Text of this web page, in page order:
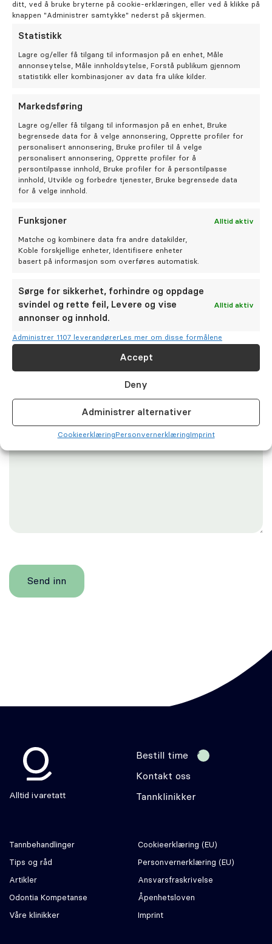
ditt, ved å bruke bryterne på cookie-erklæringen, eller ved å klikke på
knappen "Administrer samtykke" nederst på skjermen.
Statistikk
Lagre og/eller få tilgang til informasjon på en enhet, Måle
annonseytelse, Måle innholdsytelse, Forstå publikum gjennom
statistikk eller kombinasjoner av data fra ulike kilder.
Markedsføring
Lagre og/eller få tilgang til informasjon på en enhet, Bruke
begrensede data for å velge annonsering, Opprette profiler for
personalisert annonsering, Bruke profiler til å velge
personalisert annonsering, Opprette profiler for å
persontilpasse innhold, Bruke profiler for å persontilpasse
innhold, Utvikle og forbedre tjenester, Bruke begrensede data
for å velge innhold.
Funksjoner Alltid aktiv
Matche og kombinere data fra andre datakilder,
Koble forskjellige enheter, Identifisere enheter
basert på informasjon som overføres automatisk.
Sørge for sikkerhet, forhindre og oppdage
svindel og rette feil, Levere og vise
annonser og innhold.
Alltid aktiv
Administrer 1107 leverandørerLes mer om disse formålene
Accept
Deny
Administrer alternativer
Cookie­erklæringPersonvernerklæringImprint
Fødselsdato dd/mm/åå
Ønsket dato og tidspunkt for time
Er du ny pasient ved klinikken?
Beskrivelse av ønsket behandling, eller annen viktig
informasjon (ikke oppgi sensitiv informasjon her)
Alltid ivaretatt
Bestill time
Kontakt oss
Tannklinikker
Tannbehandlinger
Tips og råd
Artikler
Odontia Kompetanse
Våre klinikker
Cookie­erklæring (EU)
Personvernerklæring (EU)
Ansvars­fraskrivelse
Åpenhetsloven
Imprint